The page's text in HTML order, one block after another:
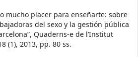
mucho placer para enseñarte: sobre
del sexo y la gestión pública
Quaderns-e de l’Institut
(1), 2013, pp. 80 ss.